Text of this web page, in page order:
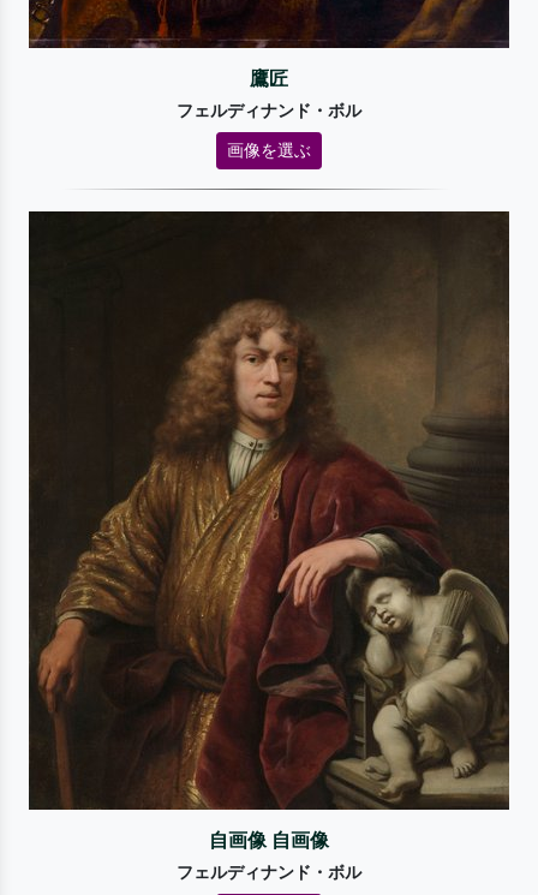
鷹匠
フェルディナンド・ボル
画像を選ぶ
自画像 自画像
フェルディナンド・ボル